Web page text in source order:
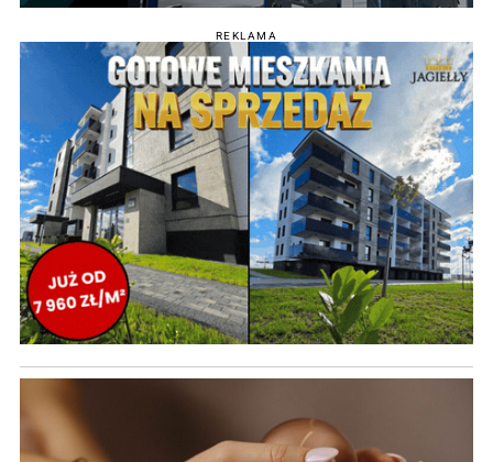
REKLAMA